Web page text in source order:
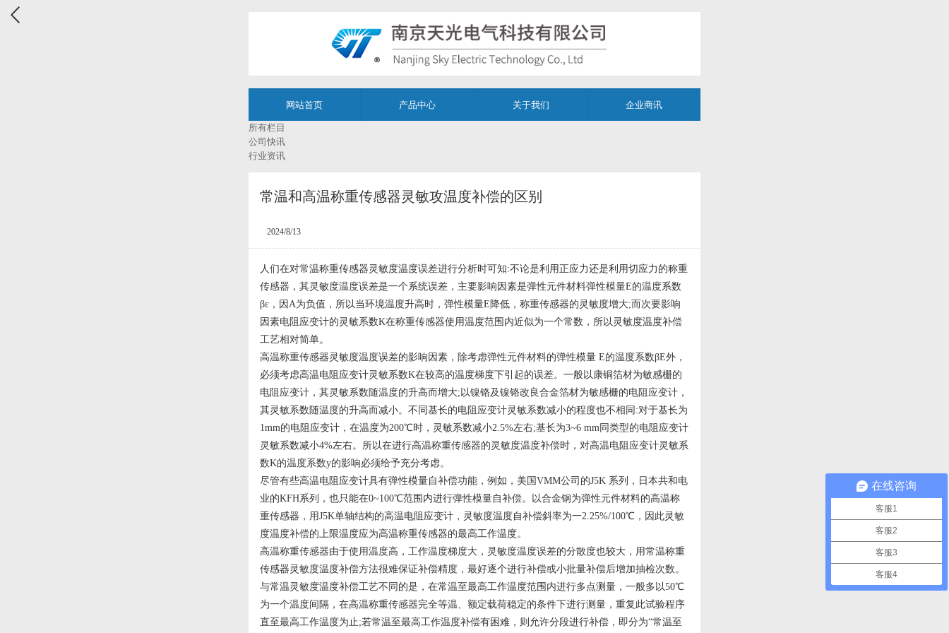
网站首页 产品中心 关于我们 企业商讯
所有栏目
公司快讯
行业资讯
常温和高温称重传感器灵敏攻温度补偿的区别
2024/8/13
人们在对常温称重传感器灵敏度温度误差进行分析时可知:不论是利用正应力还是利用切应力的称重
传感器，其灵敏度温度误差是一个系统误差，主要影响因素是弹性元件材料弹性模量E的温度系数
βε，因A为负值，所以当环境温度升高时，弹性模量E降低，称重传感器的灵敏度增大;而次要影响
因素电阻应变计的灵敏系数K在称重传感器使用温度范围内近似为一个常数，所以灵敏度温度补偿
工艺相对简单。
高温称重传感器灵敏度温度误差的影响因素，除考虑弹性元件材料的弹性模量 E的温度系数βE外，
必须考虑高温电阻应变计灵敏系数K在较高的温度梯度下引起的误差。一般以康铜箔材为敏感栅的
电阻应变计，其灵敏系数随温度的升高而增大;以镍铬及镍铬改良合金箔材为敏感栅的电阻应变计，
其灵敏系数随温度的升高而减小。不同基长的电阻应变计灵敏系数减小的程度也不相同:对于基长为
1mm的电阻应变计，在温度为200℃时，灵敏系数减小2.5%左右;基长为3~6 mm同类型的电阻应变计
灵敏系数减小4%左右。所以在进行高温称重传感器的灵敏度温度补偿时，对高温电阻应变计灵敏系
数K的温度系数y的影响必须给予充分考虑。
尽管有些高温电阻应变计具有弹性模量自补偿功能，例如，美国VMM公司的J5K 系列，日本共和电
业的KFH系列，也只能在0~100℃范围内进行弹性模量自补偿。以合金钢为弹性元件材料的高温称
重传感器，用J5K单轴结构的高温电阻应变计，灵敏度温度自补偿斜率为一2.25%/100℃，因此灵敏
度温度补偿的上限温度应为高温称重传感器的最高工作温度。
高温称重传感器由于使用温度高，工作温度梯度大，灵敏度温度误差的分散度也较大，用常温称重
传感器灵敏度温度补偿方法很难保证补偿精度，最好逐个进行补偿或小批量补偿后增加抽检次数。
与常温灵敏度温度补偿工艺不同的是，在常温至最高工作温度范围内进行多点测量，一般多以50℃
为一个温度间隔，在高温称重传感器完全等温、额定载荷稳定的条件下进行测量，重复此试验程序
直至最高工作温度为止;若常温至最高工作温度补偿有困难，则允许分段进行补偿，即分为“常温至
在线咨询
客服1
客服2
客服3
客服4